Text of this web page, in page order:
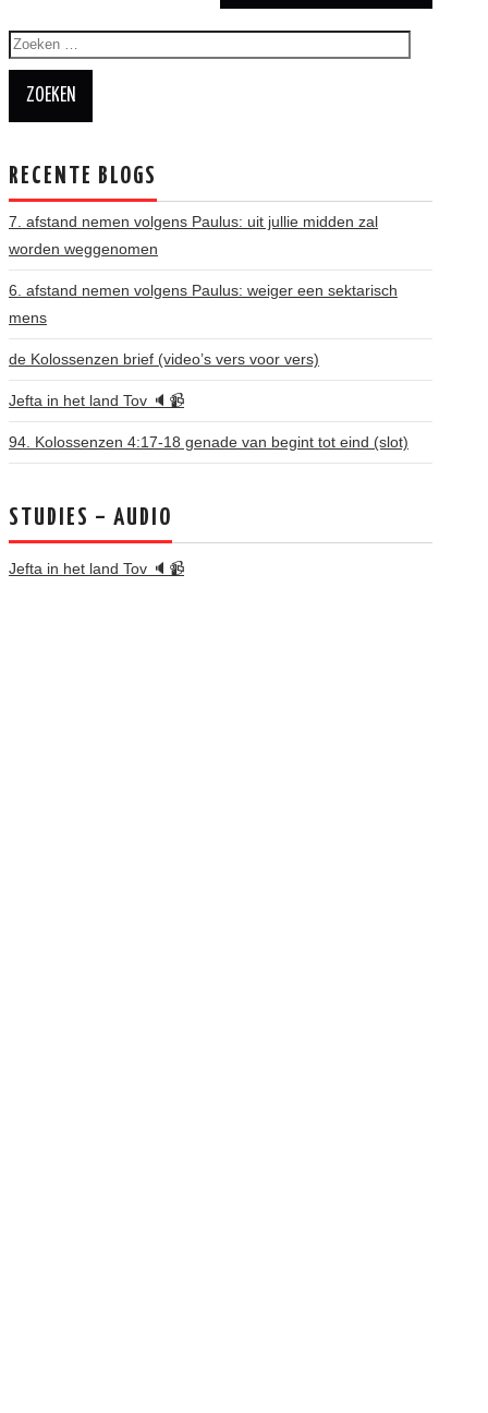
RECENTE BLOGS
7. afstand nemen volgens Paulus: uit jullie midden zal
worden weggenomen
6. afstand nemen volgens Paulus: weiger een sektarisch
mens
de Kolossenzen brief (video’s vers voor vers)
Jefta in het land Tov 🔈📹
94. Kolossenzen 4:17-18 genade van begint tot eind (slot)
STUDIES – AUDIO
Jefta in het land Tov 🔈📹